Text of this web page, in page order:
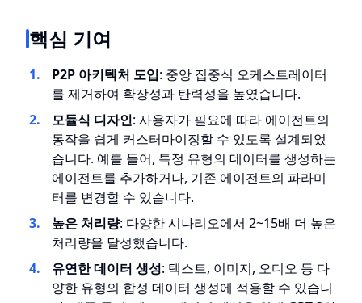
핵심 기여
P2P 아키텍처 도입: 중앙 집중식 오케스트레이터
를 제거하여 확장성과 탄력성을 높였습니다.
모듈식 디자인: 사용자가 필요에 따라 에이전트의
동작을 쉽게 커스터마이징할 수 있도록 설계되었
습니다. 예를 들어, 특정 유형의 데이터를 생성하는
에이전트를 추가하거나, 기존 에이전트의 파라미
터를 변경할 수 있습니다.
높은 처리량: 다양한 시나리오에서 2~15배 더 높은
처리량을 달성했습니다.
유연한 데이터 생성: 텍스트, 이미지, 오디오 등 다
양한 유형의 합성 데이터 생성에 적용할 수 있습니